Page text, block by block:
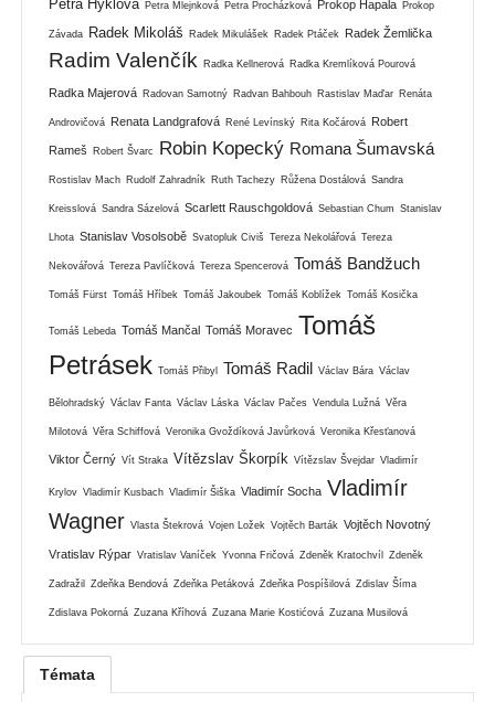
Petra Hyklová Petra Mlejnková Petra Procházková Prokop Hapala Prokop
Závada Radek Mikoláš Radek Mikulášek Radek Ptáček Radek Žemlička
Radim Valenčík Radka Kellnerová Radka Kremlíková Pourová
Radka Majerová Radovan Samotný Radvan Bahbouh Rastislav Maďar Renáta
Androvičová Renata Landgrafová René Levínský Rita Kočárová Robert
Rameš Robert Švarc Robin Kopecký Romana Šumavská
Rostislav Mach Rudolf Zahradník Ruth Tachezy Růžena Dostálová Sandra
Kreisslová Sandra Sázelová Scarlett Rauschgoldová Sebastian Chum Stanislav
Lhota Stanislav Vosolsobě Svatopluk Civiš Tereza Nekolářová Tereza
Nekovářová Tereza Pavlíčková Tereza Spencerová Tomáš Bandžuch
Tomáš Fürst Tomáš Hříbek Tomáš Jakoubek Tomáš Koblížek Tomáš Kosička
Tomáš Lebeda Tomáš Mančal Tomáš Moravec Tomáš
Petrásek Tomáš Přibyl Tomáš Radil Václav Bára Václav
Bělohradský Václav Fanta Václav Láska Václav Pačes Vendula Lužná Věra
Milotová Věra Schiffová Veronika Gvoždíková Javůrková Veronika Křesťanová
Viktor Černý Vít Straka Vítězslav Škorpík Vítězslav Švejdar Vladimír
Krylov Vladimír Kusbach Vladimír Šiška Vladimír Socha Vladimír
Wagner Vlasta Štekrová Vojen Ložek Vojtěch Barták Vojtěch Novotný
Vratislav Rýpar Vratislav Vaníček Yvonna Fričová Zdeněk Kratochvíl Zdeněk
Zadražil Zdeňka Bendová Zdeňka Petáková Zdeňka Pospíšilová Zdislav Šíma
Zdislava Pokorná Zuzana Kříhová Zuzana Marie Kostićová Zuzana Musilová
Témata